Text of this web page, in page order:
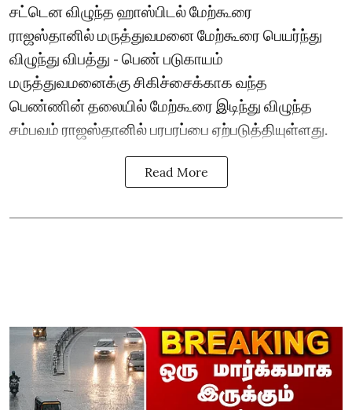
சட்டென விழுந்த ஹாஸ்பிடல் மேற்கூரை
ராஜஸ்தானில் மருத்துவமனை மேற்கூரை பெயர்ந்து
விழுந்து விபத்து - பெண் படுகாயம்
மருத்துவமனைக்கு சிகிச்சைக்காக வந்த
பெண்ணின் தலையில் மேற்கூரை இடிந்து விழுந்த
சம்பவம் ராஜஸ்தானில் பரபரப்பை ஏற்படுத்தியுள்ளது.
Read More